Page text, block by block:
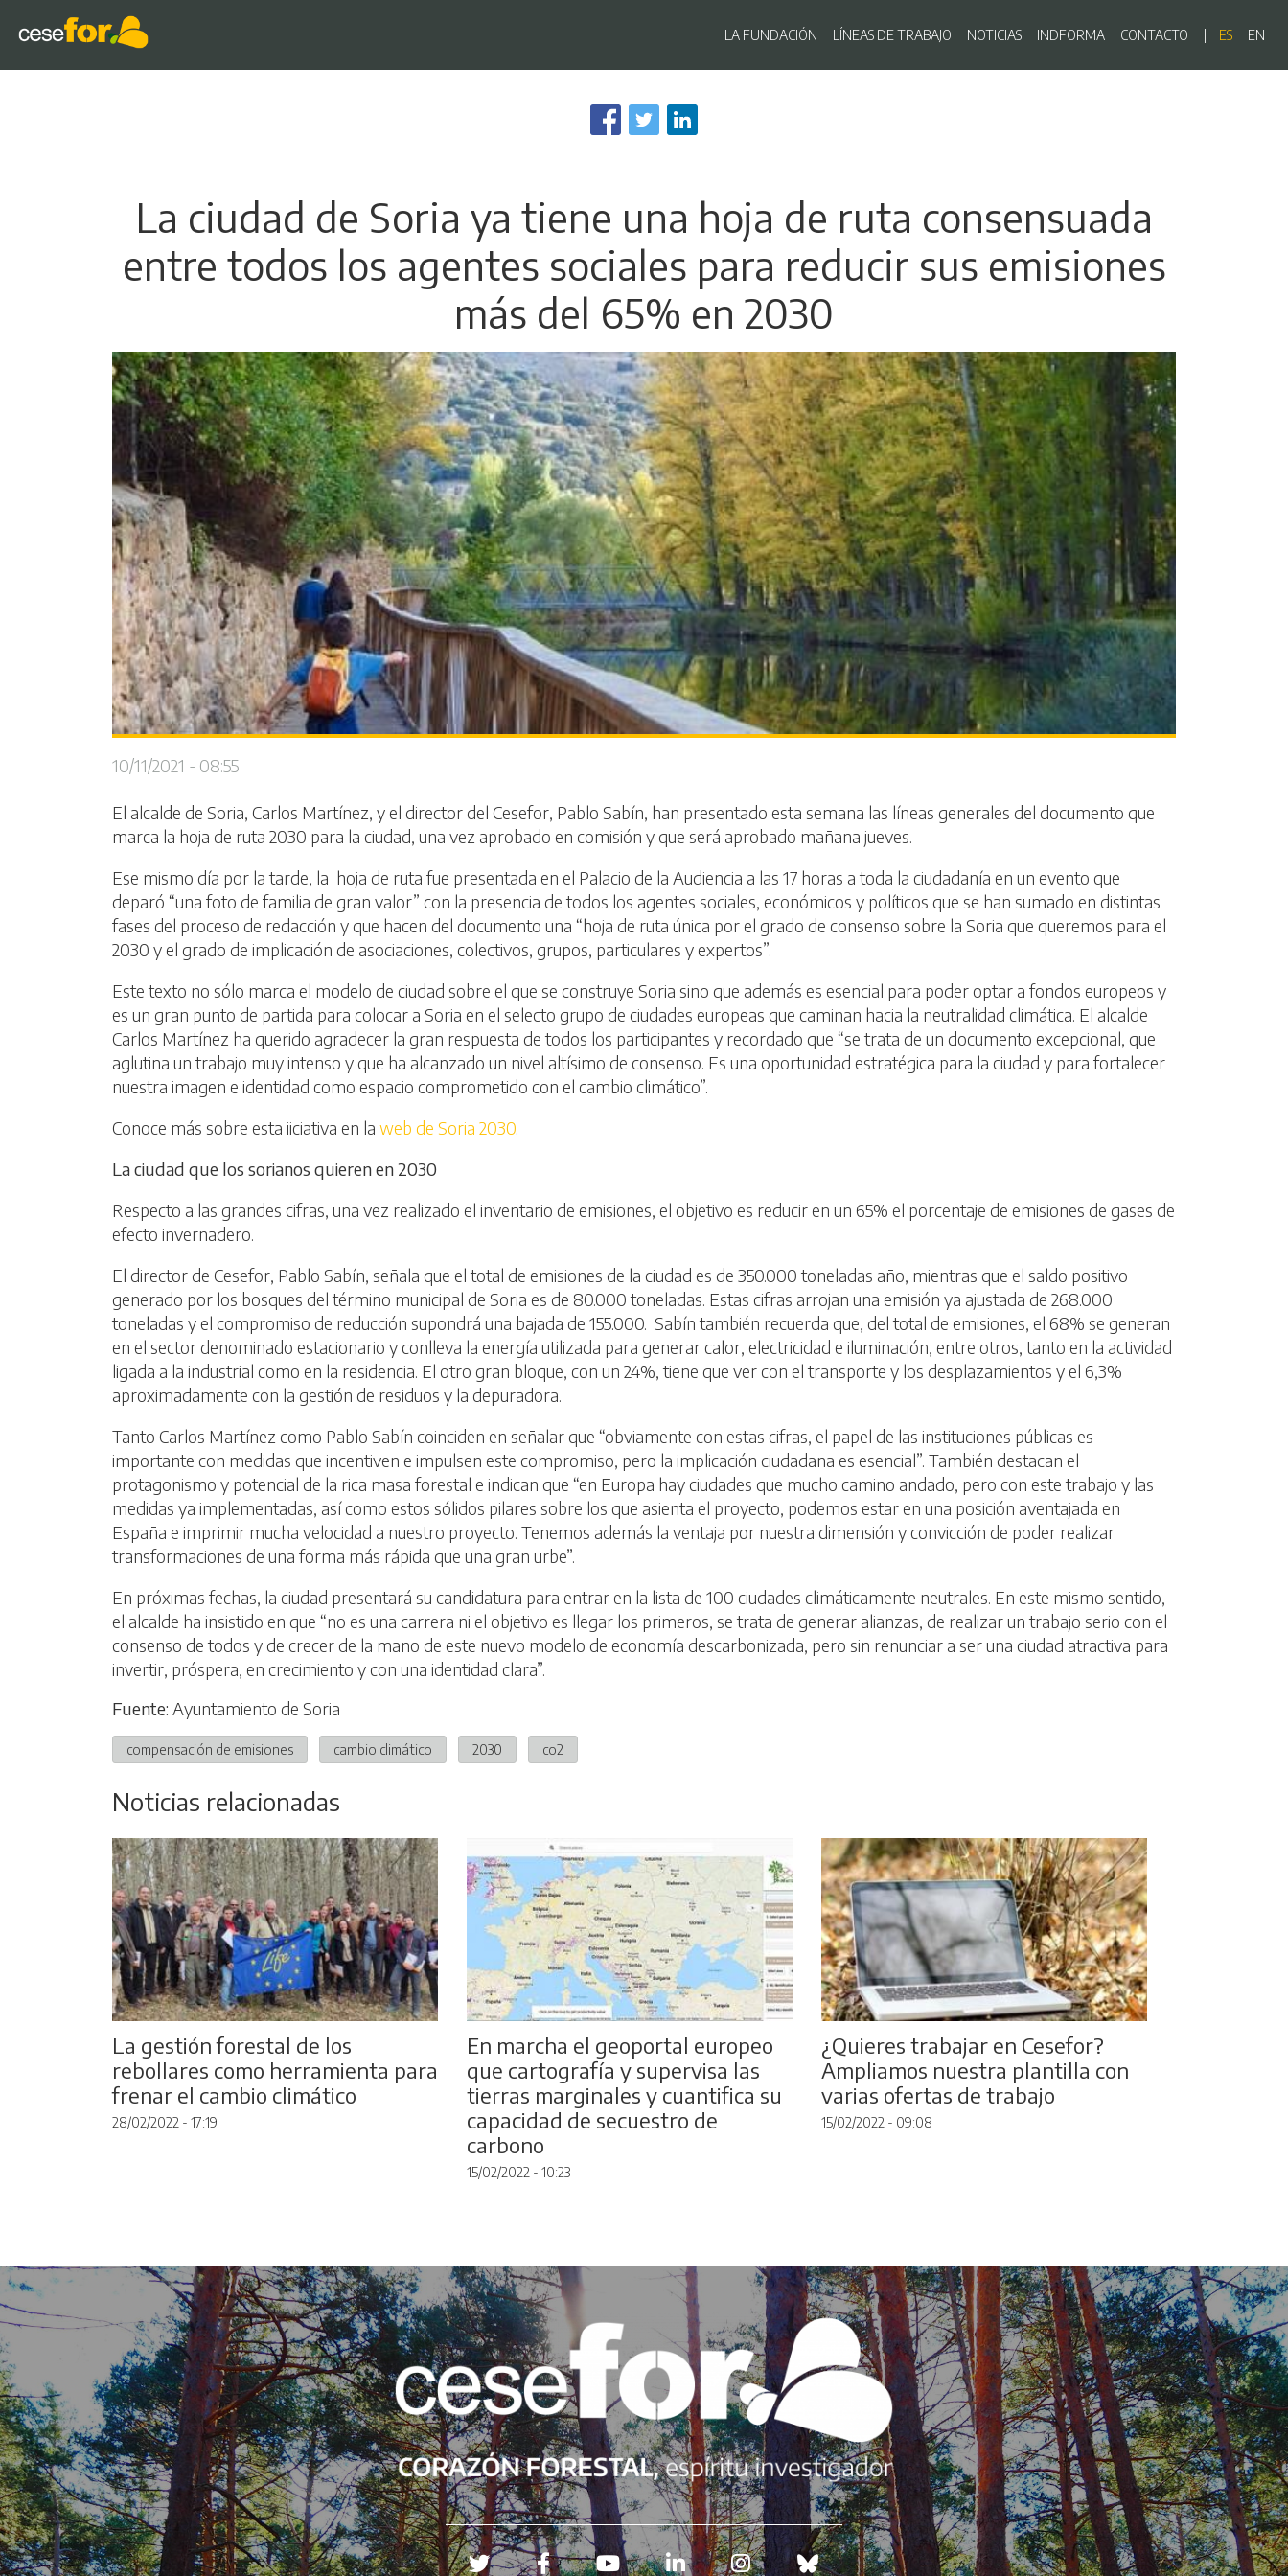
al
contenido
Navegación principal
LA FUNDACIÓN LÍNEAS DE TRABAJO NOTICIAS INDFORMA CONTACTO ES EN
La ciudad de Soria ya tiene una hoja de ruta consensuada
entre todos los agentes sociales para reducir sus emisiones
más del 65% en 2030
10/11/2021 - 08:55
El alcalde de Soria, Carlos Martínez, y el director del Cesefor, Pablo Sabín, han presentado esta semana las líneas generales del documento que
marca la hoja de ruta 2030 para la ciudad, una vez aprobado en comisión y que será aprobado mañana jueves.
Ese mismo día por la tarde, la hoja de ruta fue presentada en el Palacio de la Audiencia a las 17 horas a toda la ciudadanía en un evento que
deparó “una foto de familia de gran valor” con la presencia de todos los agentes sociales, económicos y políticos que se han sumado en distintas
fases del proceso de redacción y que hacen del documento una “hoja de ruta única por el grado de consenso sobre la Soria que queremos para el
2030 y el grado de implicación de asociaciones, colectivos, grupos, particulares y expertos”.
Este texto no sólo marca el modelo de ciudad sobre el que se construye Soria sino que además es esencial para poder optar a fondos europeos y
es un gran punto de partida para colocar a Soria en el selecto grupo de ciudades europeas que caminan hacia la neutralidad climática. El alcalde
Carlos Martínez ha querido agradecer la gran respuesta de todos los participantes y recordado que “se trata de un documento excepcional, que
aglutina un trabajo muy intenso y que ha alcanzado un nivel altísimo de consenso. Es una oportunidad estratégica para la ciudad y para fortalecer
nuestra imagen e identidad como espacio comprometido con el cambio climático”.
Conoce más sobre esta iiciativa en la web de Soria 2030.
La ciudad que los sorianos quieren en 2030
Respecto a las grandes cifras, una vez realizado el inventario de emisiones, el objetivo es reducir en un 65% el porcentaje de emisiones de gases de
efecto invernadero.
El director de Cesefor, Pablo Sabín, señala que el total de emisiones de la ciudad es de 350.000 toneladas año, mientras que el saldo positivo
generado por los bosques del término municipal de Soria es de 80.000 toneladas. Estas cifras arrojan una emisión ya ajustada de 268.000
toneladas y el compromiso de reducción supondrá una bajada de 155.000. Sabín también recuerda que, del total de emisiones, el 68% se generan
en el sector denominado estacionario y conlleva la energía utilizada para generar calor, electricidad e iluminación, entre otros, tanto en la actividad
ligada a la industrial como en la residencia. El otro gran bloque, con un 24%, tiene que ver con el transporte y los desplazamientos y el 6,3%
aproximadamente con la gestión de residuos y la depuradora.
Tanto Carlos Martínez como Pablo Sabín coinciden en señalar que “obviamente con estas cifras, el papel de las instituciones públicas es
importante con medidas que incentiven e impulsen este compromiso, pero la implicación ciudadana es esencial”. También destacan el
protagonismo y potencial de la rica masa forestal e indican que “en Europa hay ciudades que mucho camino andado, pero con este trabajo y las
medidas ya implementadas, así como estos sólidos pilares sobre los que asienta el proyecto, podemos estar en una posición aventajada en
España e imprimir mucha velocidad a nuestro proyecto. Tenemos además la ventaja por nuestra dimensión y convicción de poder realizar
transformaciones de una forma más rápida que una gran urbe”.
En próximas fechas, la ciudad presentará su candidatura para entrar en la lista de 100 ciudades climáticamente neutrales. En este mismo sentido,
el alcalde ha insistido en que “no es una carrera ni el objetivo es llegar los primeros, se trata de generar alianzas, de realizar un trabajo serio con el
consenso de todos y de crecer de la mano de este nuevo modelo de economía descarbonizada, pero sin renunciar a ser una ciudad atractiva para
invertir, próspera, en crecimiento y con una identidad clara”.
Fuente: Ayuntamiento de Soria
compensación de emisiones cambio climático 2030 co2
Noticias relacionadas
La gestión forestal de los
rebollares como herramienta para
frenar el cambio climático
28/02/2022 - 17:19
En marcha el geoportal europeo
que cartografía y supervisa las
tierras marginales y cuantifica su
capacidad de secuestro de
carbono
15/02/2022 - 10:23
¿Quieres trabajar en Cesefor?
Ampliamos nuestra plantilla con
varias ofertas de trabajo
15/02/2022 - 09:08
Redes sociales